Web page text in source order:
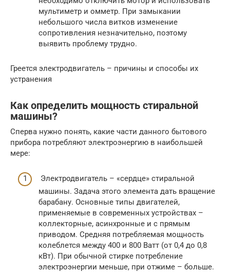
мультиметр и омметр. При замыкании
небольшого числа витков изменение
сопротивления незначительно, поэтому
выявить проблему трудно.
Греется электродвигатель – причины и способы их
устранения
Как определить мощность стиральной
машины?
Сперва нужно понять, какие части данного бытового
прибора потребляют электроэнергию в наибольшей
мере:
Электродвигатель – «сердце» стиральной
машины. Задача этого элемента дать вращение
барабану. Основные типы двигателей,
применяемые в современных устройствах –
коллекторные, асинхронные и с прямым
приводом. Средняя потребляемая мощность
колеблется между 400 и 800 Ватт (от 0,4 до 0,8
кВт). При обычной стирке потребление
электроэнергии меньше, при отжиме – больше.